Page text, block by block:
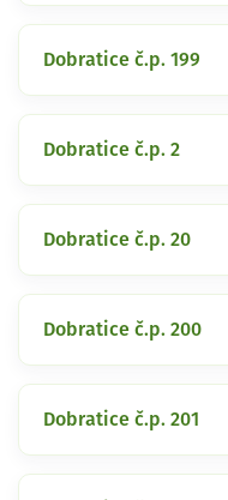
Dobratice č.p. 199
Dobratice č.p. 2
Dobratice č.p. 20
Dobratice č.p. 200
Dobratice č.p. 201